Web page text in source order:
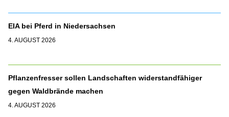
EIA bei Pferd in Niedersachsen
4. AUGUST 2026
Pflanzenfresser sollen Landschaften widerstandfähiger
gegen Waldbrände machen
4. AUGUST 2026